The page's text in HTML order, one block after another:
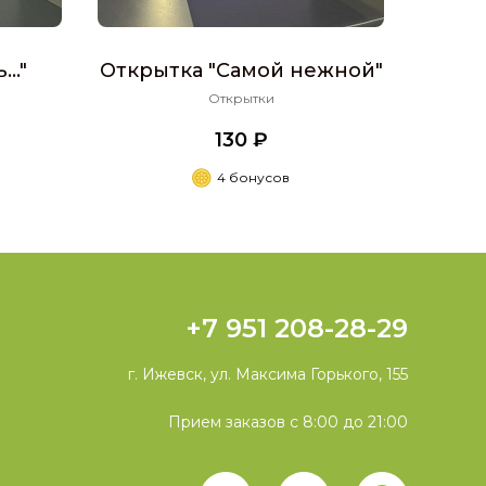
Открытка "Самой нежной"
Открытки
130 ₽
4 бонусов
+7 951 208-28-29
г. Ижевск, ул. Максима Горького, 155
Прием заказов с 8:00 до 21:00